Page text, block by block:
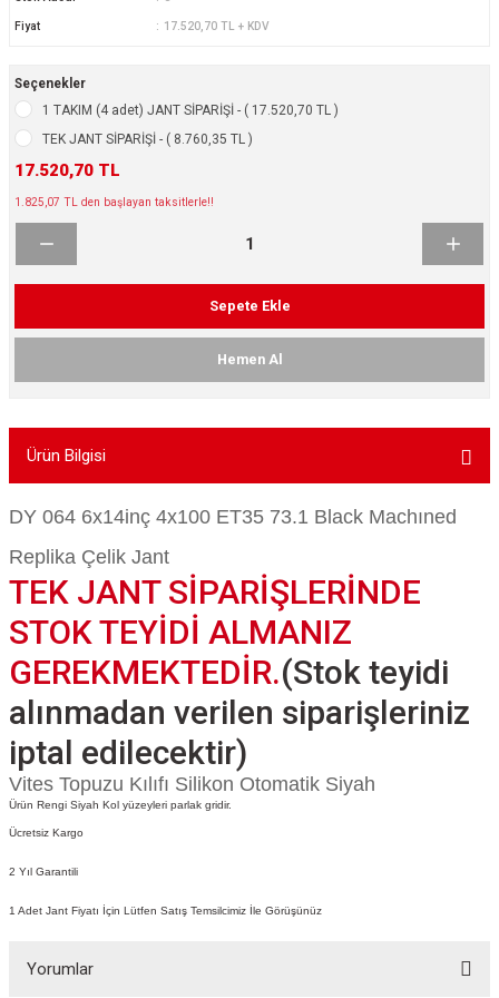
Lastikleri
Jant
Fiyat 17.520,70 TL + KDV
Seçenekler
1 TAKIM (4 adet) JANT SİPARİŞİ - ( 17.520,70 TL )
TEK JANT SİPARİŞİ - ( 8.760,35 TL )
17.520,70 TL
1.825,07 TL den başlayan taksitlerle!!
Sepete Ekle
Hemen Al
Ürün Bilgisi
DY 064 6x14inç 4x100 ET35 73.1 Black Machıned
Replika Çelik Jant
TEK JANT SİPARİŞLERİNDE
STOK TEYİDİ ALMANIZ
GEREKMEKTEDİR.(Stok teyidi
alınmadan verilen siparişleriniz
iptal edilecektir)
Vites Topuzu Kılıfı Silikon Otomatik Siyah
Ürün Rengi Siyah Kol yüzeyleri parlak gridir.
Ücretsiz Kargo
2 Yıl Garantili
1 Adet Jant Fiyatı İçin Lütfen Satış Temsilcimiz İle Görüşünüz
Yorumlar